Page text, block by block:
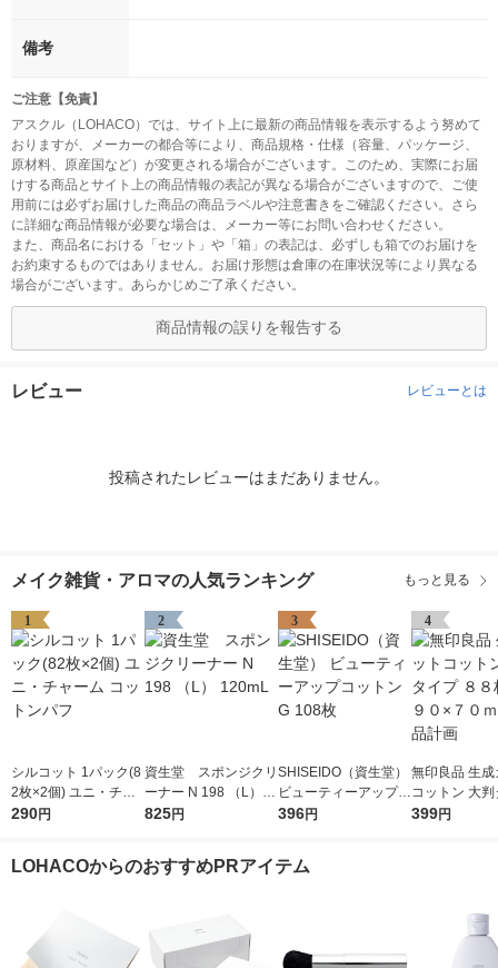
備考
ご注意【免責】
アスクル（LOHACO）では、サイト上に最新の商品情報を表示するよう努めて
おりますが、メーカーの都合等により、商品規格・仕様（容量、パッケージ、
原材料、原産国など）が変更される場合がございます。このため、実際にお届
けする商品とサイト上の商品情報の表記が異なる場合がございますので、ご使
用前には必ずお届けした商品の商品ラベルや注意書きをご確認ください。さら
に詳細な商品情報が必要な場合は、メーカー等にお問い合わせください。
また、商品名における「セット」や「箱」の表記は、必ずしも箱でのお届けを
お約束するものではありません。お届け形態は倉庫の在庫状況等により異なる
場合がございます。あらかじめご了承ください。
商品情報の誤りを報告する
レビュー レビューとは
投稿されたレビューはまだありません。
メイク雑貨・アロマの人気ランキング もっと見る
1
シルコット 1パック(8
2枚×2個) ユニ・チャ
ーム コットンパフ
290円
2
資生堂 スポンジクリ
ーナー N 198 （L） 1
20mL
825円
3
SHISEIDO（資生堂）
ビューティーアップコ
ットン G 108枚
396円
4
無印良品 生成
コットン 大
８８枚入 約
399円
LOHACOからのおすすめPRアイテム